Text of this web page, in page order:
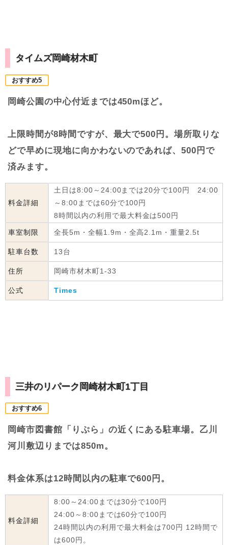
タイムズ岡崎材木町
おすすめ5
岡崎公園の中心付近までは450mほど。
上限時間が8時間ですが、最大で500円。場所取りな
どで早めに現地に向かわないのであれば、500円で
済みます。
料金詳細
土日は8:00～24:00までは20分で100円 24:00
～8:00までは60分で100円
8時間以内の利用で最大料金は500円
車室制限 全長5m・全幅1.9m・全高2.1m・重量2.5t
駐車台数 13台
住所 岡崎市材木町1-33
公式 Times
三井のリパーク岡崎材木町1丁目
おすすめ6
岡崎市図書館「りぷら」の近くにある駐車場。乙川
河川敷辺りまでは850m。
料金体系は12時間以内の駐車で600円。
料金詳細
8:00～24:00までは30分で100円
24:00～8:00までは60分で100円
24時間以内の利用で最大料金は700円 12時間で
は600円。